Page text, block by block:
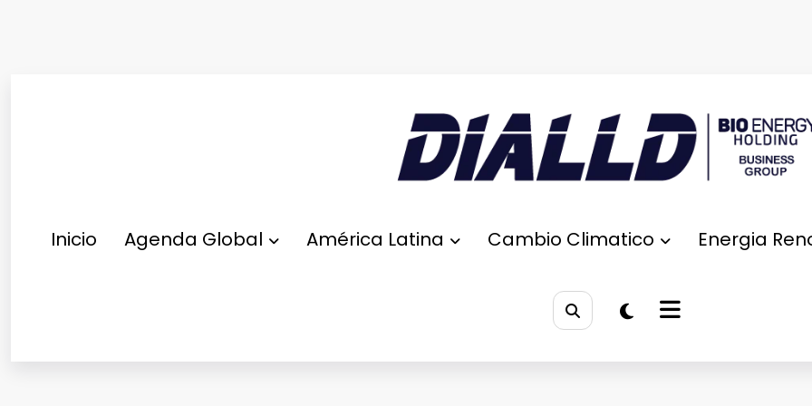
Inicio Agenda Global América Latina Cambio Climatico Energia